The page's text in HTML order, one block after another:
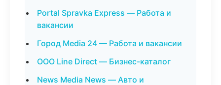
Portal Spravka Express — Работа и
вакансии
Город Media 24 — Работа и вакансии
ООО Line Direct — Бизнес-каталог
News Media News — Авто и